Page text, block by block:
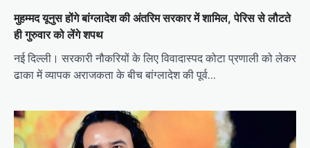
मुहम्मद यूनुस होंगे बांग्लादेश की अंतरिम सरकार में शामिल, पेरिस से लौटते
ही गुरुवार को लेंगे शपथ
नई दिल्ली। सरकारी नौकरियों के लिए विवादास्पद कोटा प्रणाली को लेकर
ढाका में व्यापक अराजकता के बीच बांग्लादेश की पूर्व…